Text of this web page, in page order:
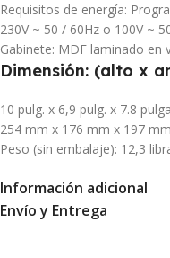
Requisitos de energía:
230V ~ 50 / 60Hz o 100V ~
Gabinete: MDF laminado en
Dimensión: (alto x
10 pulg. x 6,9 pulg. x 7.8
254 mm x 176 mm x 197 mm
Peso (sin embalaje): 12,3
Información adicional
Envío y Entrega